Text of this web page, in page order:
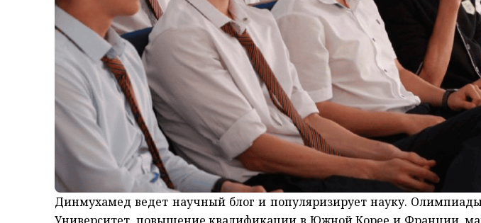
Динмухамед ведет научный блог и популяризирует науку.